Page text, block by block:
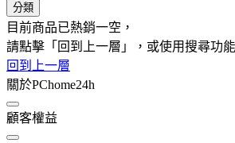
分類
目前商品已熱銷一空，
請點擊「回到上一層」，或使用搜尋功
回到上一層
關於PChome24h
顧客權益